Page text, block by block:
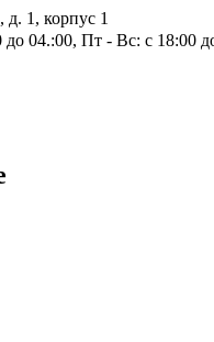
д. 1, корпус 1
до 04.:00, Пт - Вс: с 18:00